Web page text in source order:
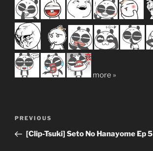
more »
Previous
Post
PREVIOUS
[Clip-Tsuki] Seto No Hanayome Ep 5